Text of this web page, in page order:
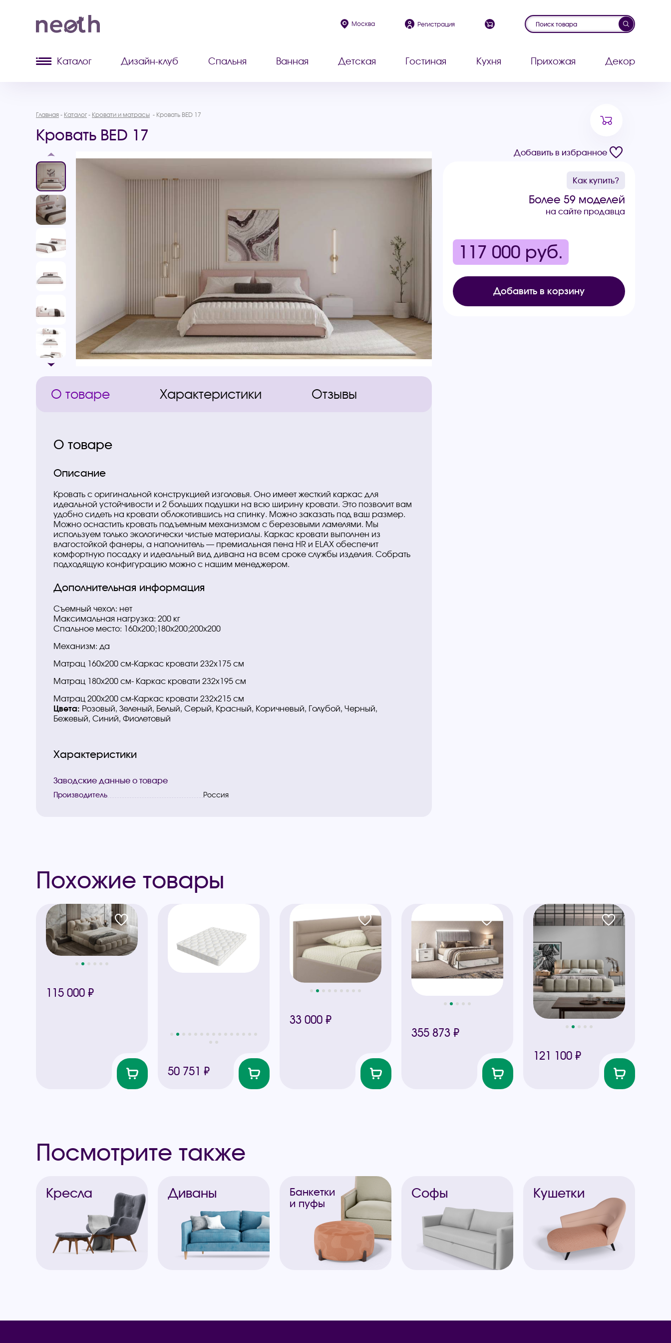
Москва Регистрация
Каталог Дизайн-клуб Спальня Ванная Детская Гостиная Кухня Прихожая Декор
Главная Каталог Кровати и матрасы Кровать BED 17
Кровать BED 17
Добавить в избранное
Как купить?
Более 59 моделей
на сайте продавца
117 000 руб.
Добавить в корзину
О товаре Характеристики Отзывы
О товаре
Описание
Кровать с оригинальной конструкцией изголовья. Оно имеет жесткий каркас для
идеальной устойчивости и 2 больших подушки на всю ширину кровати. Это позволит вам
удобно сидеть на кровати облокотившись на спинку. Можно заказать под ваш размер.
Можно оснастить кровать подъемным механизмом с березовыми ламелями. Мы
используем только экологически чистые материалы. Каркас кровати выполнен из
влагостойкой фанеры, а наполнитель — премиальная пена HR и ELAX обеспечит
комфортную посадку и идеальный вид дивана на всем сроке службы изделия. Собрать
подходящую конфигурацию можно с нашим менеджером.
Дополнительная информация
Съемный чехол: нет
Максимальная нагрузка: 200 кг
Спальное место: 160х200;180х200;200х200
Механизм: да
Матрац 160х200 см-Каркас кровати 232х175 см
Матрац 180х200 см- Каркас кровати 232х195 см
Матрац 200х200 см-Каркас кровати 232х215 см
Цвета: Розовый, Зеленый, Белый, Серый, Красный, Коричневый, Голубой, Черный,
Бежевый, Синий, Фиолетовый
Характеристики
Заводские данные о товаре
Производитель Россия
Похожие товары
115 000 ₽
50 751 ₽
33 000 ₽
355 873 ₽
121 100 ₽
Посмотрите также
Кресла Диваны
Банкетки
и пуфы
Софы Кушетки